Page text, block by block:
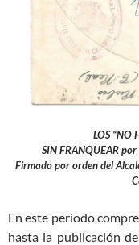
LOS “NO
SIN FRANQUEAR
Firmado por orden del
En este periodo
hasta la publicación